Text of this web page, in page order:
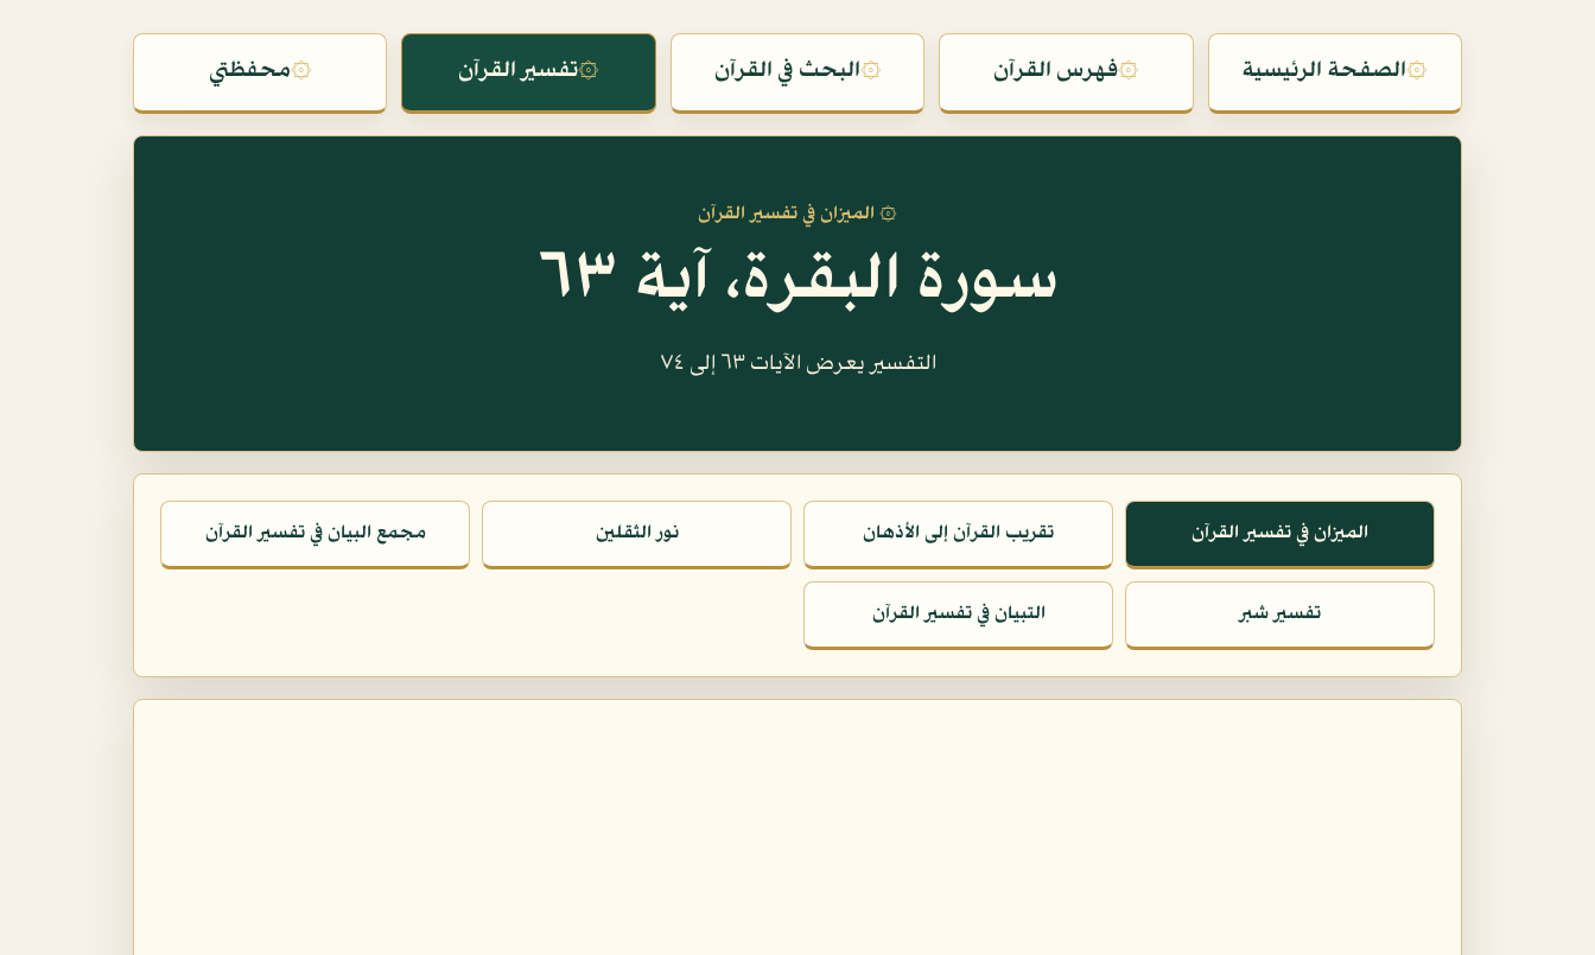
۞الصفحة الرئيسية ۞فهرس القرآن ۞البحث في القرآن ۞تفسير القرآن ۞محفظتي
۞ الميزان في تفسير القرآن
سورة البقرة، آية ٦٣
التفسير يعرض الآيات ٦٣ إلى ٧٤
الميزان في تفسير القرآن تقريب القرآن إلى الأذهان نور الثقلين مجمع البيان في تفسير القرآن
تفسير شبر التبيان في تفسير القرآن